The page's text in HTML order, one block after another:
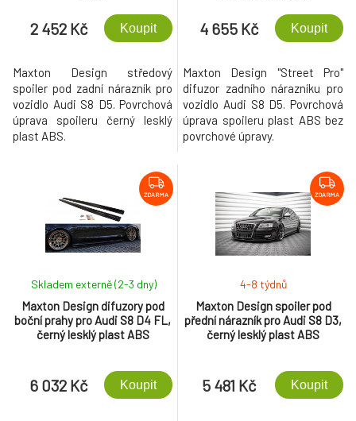
2 452 Kč Koupit
Maxton Design středový
spoiler pod zadní nárazník pro
vozidlo Audi S8 D5. Povrchová
úprava spoileru černý lesklý
plast ABS.
4 655 Kč Koupit
Maxton Design "Street Pro"
difuzor zadního nárazníku pro
vozidlo Audi S8 D5. Povrchová
úprava spoileru plast ABS bez
povrchové úpravy.
ZDARMA
Maxton Design difuzory pod
boční prahy pro Audi S8 D4 FL,
černý lesklý plast ABS
Skladem externě (2-3 dny)
6 032 Kč Koupit
ZDARMA
Maxton Design spoiler pod
přední nárazník pro Audi S8 D3,
černý lesklý plast ABS
4-8 týdnů
5 481 Kč Koupit